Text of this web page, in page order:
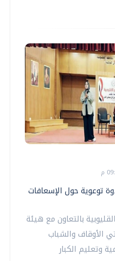
توعوية حول الإسعافات
بالتعاون مع هيئة
الأوقاف والشباب
وتعليم الكبار